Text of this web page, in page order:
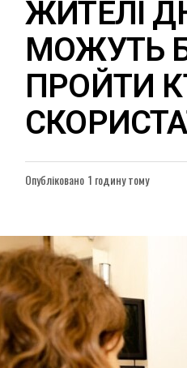
ЖИТЕЛІ
МОЖУТЬ
ПРОЙТИ
Опубліковано 1 годину тому